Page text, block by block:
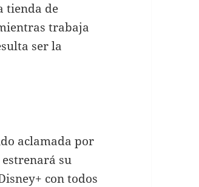
tienda de
trabaja
ser la
aclamada por
su
con todos